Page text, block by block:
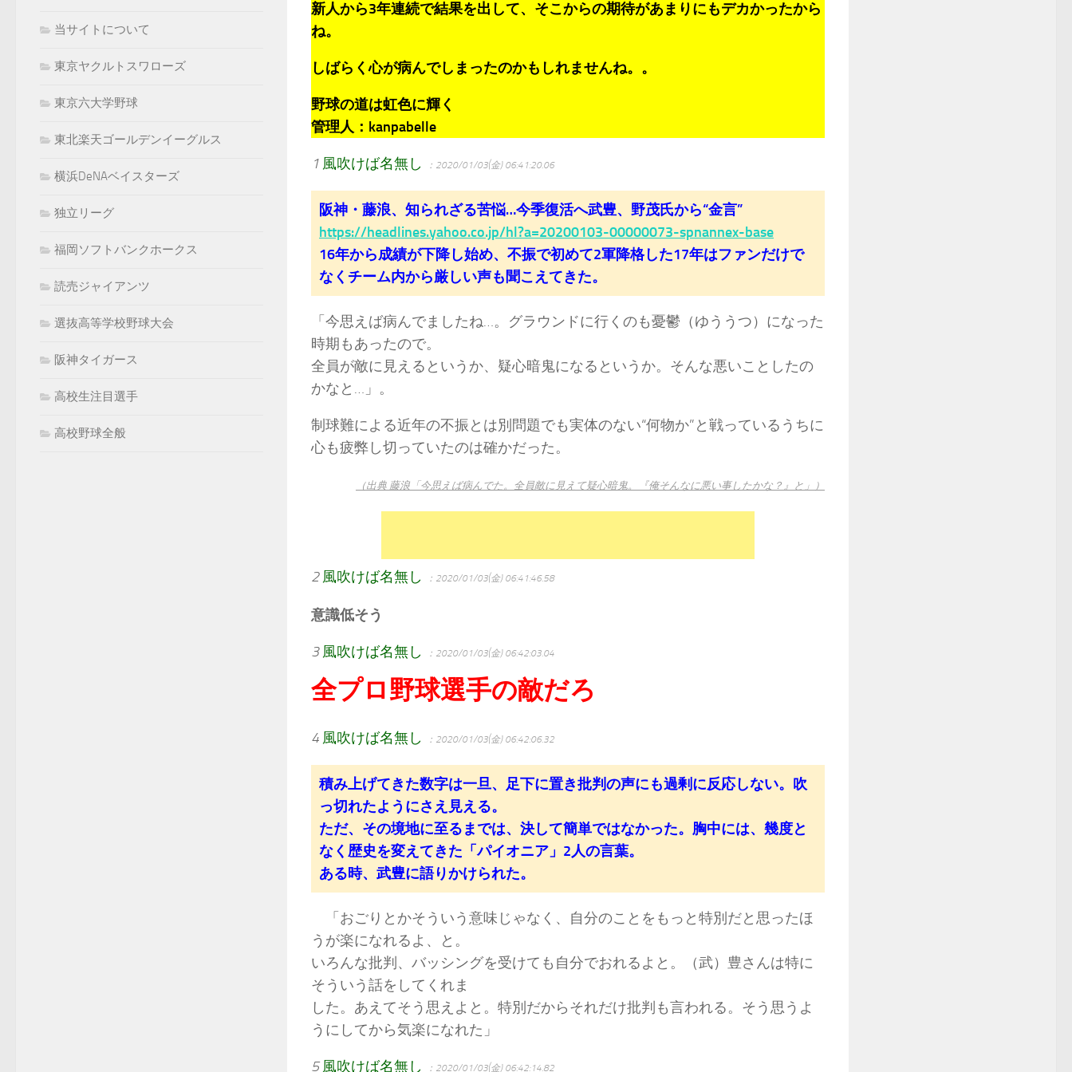
新人から3年連続で結果を出して、そこからの期待があまりにもデカかったから
ね。
しばらく心が病んでしまったのかもしれませんね。。
野球の道は虹色に輝く
管理人：kanpabelle
1 風吹けば名無し ：2020/01/03(金) 06:41:20.06
阪神・藤浪、知られざる苦悩…今季復活へ武豊、野茂氏から“金言”
https://headlines.yahoo.co.jp/hl?a=20200103-00000073-spnannex-base
16年から成績が下降し始め、不振で初めて2軍降格した17年はファンだけで
なくチーム内から厳しい声も聞こえてきた。
「今思えば病んでましたね…。グラウンドに行くのも憂鬱（ゆううつ）になった
時期もあったので。
全員が敵に見えるというか、疑心暗鬼になるというか。そんな悪いことしたの
かなと…」。
制球難による近年の不振とは別問題でも実体のない“何物か”と戦っているうちに
心も疲弊し切っていたのは確かだった。
（出典 藤浪「今思えば病んでた。全員敵に見えて疑心暗鬼。『俺そんなに悪い事したかな？』と」）
2 風吹けば名無し ：2020/01/03(金) 06:41:46.58
意識低そう
3 風吹けば名無し ：2020/01/03(金) 06:42:03.04
全プロ野球選手の敵だろ
4 風吹けば名無し ：2020/01/03(金) 06:42:06.32
積み上げてきた数字は一旦、足下に置き批判の声にも過剰に反応しない。吹
っ切れたようにさえ見える。
ただ、その境地に至るまでは、決して簡単ではなかった。胸中には、幾度と
なく歴史を変えてきた「パイオニア」2人の言葉。
ある時、武豊に語りかけられた。
「おごりとかそういう意味じゃなく、自分のことをもっと特別だと思ったほ
うが楽になれるよ、と。
いろんな批判、バッシングを受けても自分でおれるよと。（武）豊さんは特に
そういう話をしてくれま
した。あえてそう思えよと。特別だからそれだけ批判も言われる。そう思うよ
うにしてから気楽になれた」
5 風吹けば名無し ：2020/01/03(金) 06:42:14.82
当サイトについて
東京ヤクルトスワローズ
東京六大学野球
東北楽天ゴールデンイーグルス
横浜DeNAベイスターズ
独立リーグ
福岡ソフトバンクホークス
読売ジャイアンツ
選抜高等学校野球大会
阪神タイガース
高校生注目選手
高校野球全般